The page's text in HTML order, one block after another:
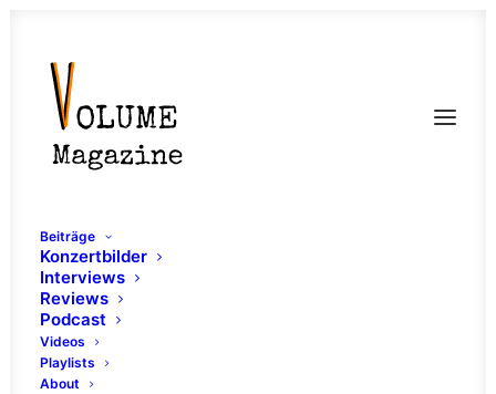
Beiträge
Konzertbilder
Interviews
Reviews
Podcast
Videos
Playlists
About